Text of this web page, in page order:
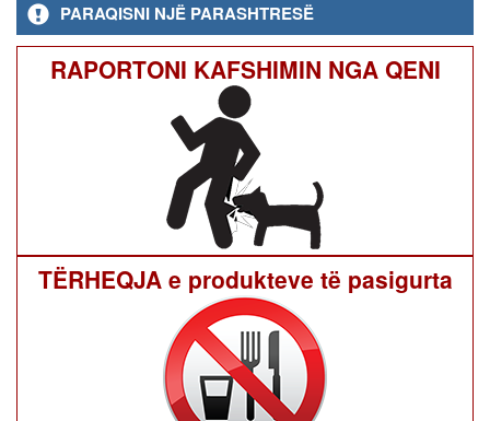
PARAQISNI NJË PARASHTRESË
RAPORTONI KAFSHIMIN NGA QENI
TËRHEQJA e produkteve të pasigurta